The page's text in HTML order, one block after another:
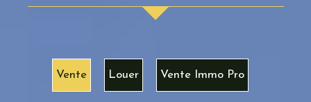
Vente Louer Vente Immo Pro